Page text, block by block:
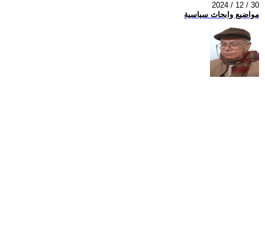
2024 / 12 / 30
مواضيع وابحاث سياسية